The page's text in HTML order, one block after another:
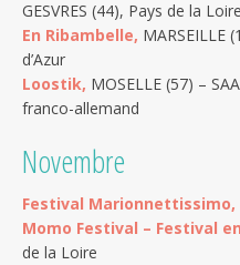
GESVRES (44), Pays de la Loire
En Ribambelle, MARSEILLE
d’Azur
Loostik, MOSELLE (57) –
franco-allemand
Novembre
Festival Marionnettissimo,
Momo Festival – Festival
de la Loire